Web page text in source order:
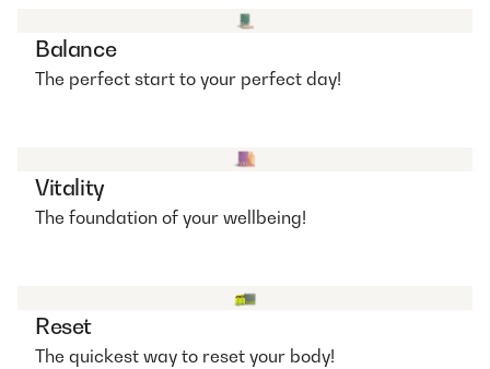
Balance
The perfect start to your perfect day!
Vitality
The foundation of your wellbeing!
Reset
The quickest way to reset your body!